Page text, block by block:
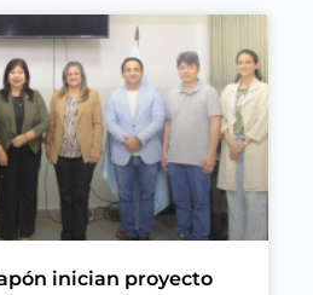
inician proyecto